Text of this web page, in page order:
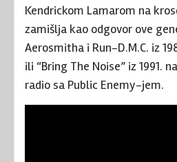
Kendrickom Lamarom na
zamišlja kao odgovor ove
Aerosmitha i Run-D.M.C. iz
ili “Bring The Noise” iz 1991.
radio sa Public Enemy-jem.